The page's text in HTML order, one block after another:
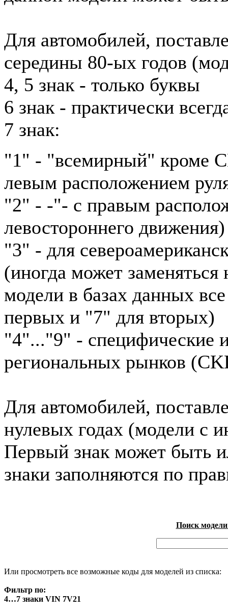
Для автомобилей,
середины 80-ых годов
4, 5 знак - только буквы
6 знак - практически
7 знак:
"1" - "всемирный" кроме
левым расположением
"2" - -"- с правым
левостороннего движения)
"3" - для
(иногда может
модели в базах данных
первых и "7" для вторых)
"4"..."9" - специфические
региональных рынков
Для автомобилей,
нулевых годах (модели с
Первый знак может быть
знаки заполняются по
Поиск
Или просмотреть все возможные коды для моделей из списка:
Фильтр по:
4…7 знаки VIN 7V21